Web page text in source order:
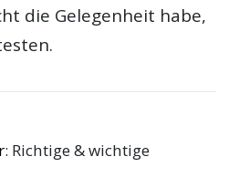
die Gelegenheit habe,
: Richtige & wichtige